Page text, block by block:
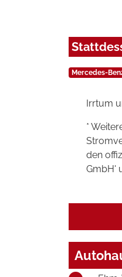
Mercedes-
Irrtum
*
den
GmbH'